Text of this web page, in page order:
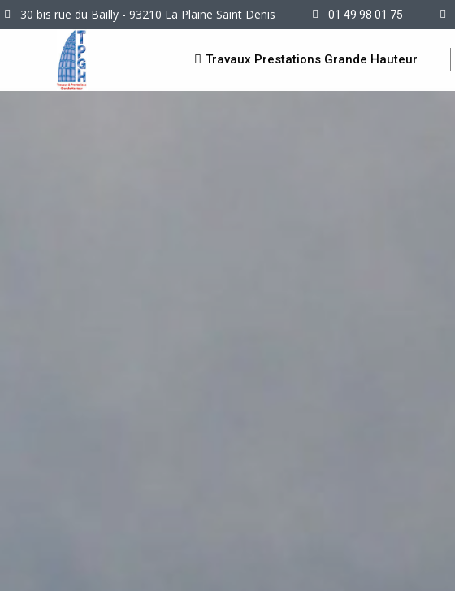
30 bis rue du Bailly - 93210 La Plaine Saint Denis 01 49 98 01 75
Travaux Prestations Grande Hauteur